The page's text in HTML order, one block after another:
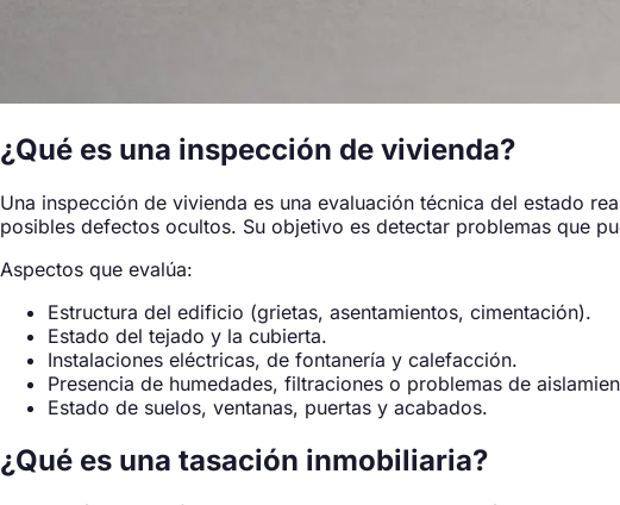
¿Qué es una inspección de vivienda?
Una inspección de vivienda es una evaluación técnica del estado
posibles defectos ocultos. Su objetivo es detectar problemas que
Aspectos que evalúa:
Estructura del edificio (grietas, asentamientos, cimentación).
Estado del tejado y la cubierta.
Instalaciones eléctricas, de fontanería y calefacción.
Presencia de humedades, filtraciones o problemas de
Estado de suelos, ventanas, puertas y acabados.
¿Qué es una tasación inmobiliaria?